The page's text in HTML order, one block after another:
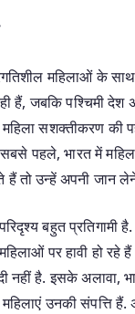
महिलाओं के
हैं, जबकि पश्चिमी
सशक्तीकरण
पहले, भारत में
हैं तो उन्हें अपनी जान
बहुत प्रतिगामी
पर हावी हो
नहीं है. इसके अलावा,
उनकी संपत्ति